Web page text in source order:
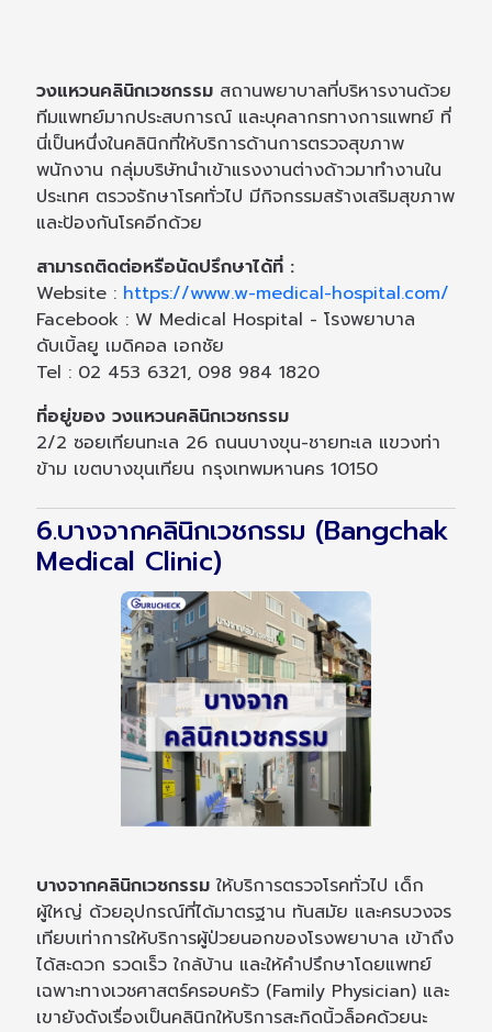
วงแหวนคลินิกเวชกรรม สถานพยาบาลที่บริหารงานด้วย
ทีมแพทย์มากประสบการณ์ และบุคลากรทางการแพทย์ ที่
นี่เป็นหนึ่งในคลินิกที่ให้บริการด้านการตรวจสุขภาพ
พนักงาน กลุ่มบริษัทนำเข้าแรงงานต่างด้าวมาทำงานใน
ประเทศ ตรวจรักษาโรคทั่วไป มีกิจกรรมสร้างเสริมสุขภาพ
และป้องกันโรคอีกด้วย
สามารถติดต่อหรือนัดปรึกษาได้ที่ :
Website : https://www.w-medical-hospital.com/
Facebook : W Medical Hospital - โรงพยาบาล
ดับเบิ้ลยู เมดิคอล เอกชัย
Tel : 02 453 6321, 098 984 1820
ที่อยู่ของ วงแหวนคลินิกเวชกรรม
2/2 ซอยเทียนทะเล 26 ถนนบางขุน-ชายทะเล แขวงท่า
ข้าม เขตบางขุนเทียน กรุงเทพมหานคร 10150
6.บางจากคลินิกเวชกรรม (Bangchak
Medical Clinic)
บางจากคลินิกเวชกรรมให้บริการตรวจโรคทั่วไป เด็ก
ผู้ใหญ่ ด้วยอุปกรณ์ที่ได้มาตรฐาน ทันสมัย และครบวงจร
เทียบเท่าการให้บริการผู้ป่วยนอกของโรงพยาบาล เข้าถึง
ได้สะดวก รวดเร็ว ใกล้บ้าน และให้คำปรึกษาโดยแพทย์
เฉพาะทางเวชศาสตร์ครอบครัว (Family Physician) และ
เขายังดังเรื่องเป็นคลินิกให้บริการสะกิดนิ้วล็อคด้วยนะ